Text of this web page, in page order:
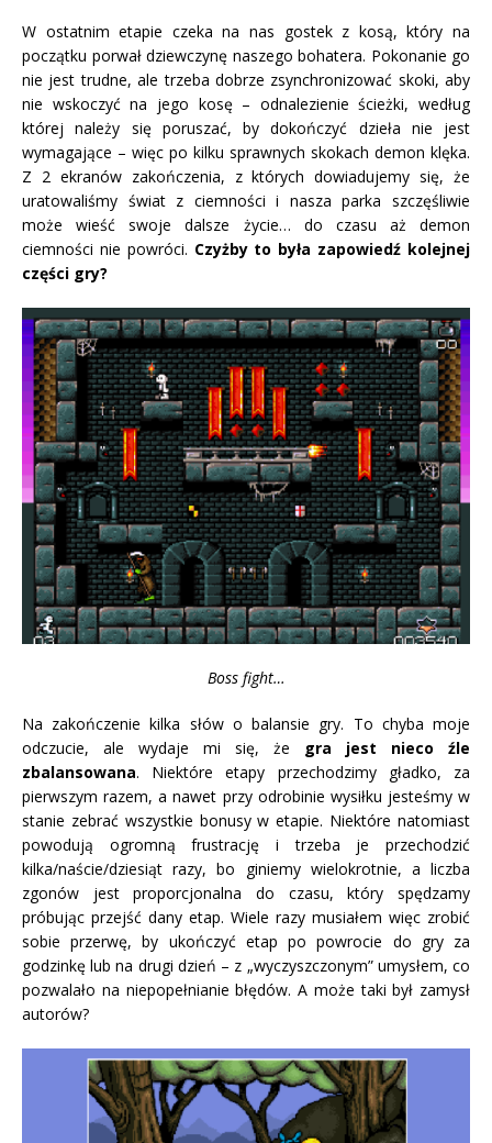
W ostatnim etapie czeka na nas gostek z kosą, który na
początku porwał dziewczynę naszego bohatera. Pokonanie go
nie jest trudne, ale trzeba dobrze zsynchronizować skoki, aby
nie wskoczyć na jego kosę – odnalezienie ścieżki, według
której należy się poruszać, by dokończyć dzieła nie jest
wymagające – więc po kilku sprawnych skokach demon klęka.
Z 2 ekranów zakończenia, z których dowiadujemy się, że
uratowaliśmy świat z ciemności i nasza parka szczęśliwie
może wieść swoje dalsze życie… do czasu aż demon
ciemności nie powróci. Czyżby to była zapowiedź kolejnej
części gry?
Boss fight…
Na zakończenie kilka słów o balansie gry. To chyba moje
odczucie, ale wydaje mi się, że gra jest nieco źle
zbalansowana. Niektóre etapy przechodzimy gładko, za
pierwszym razem, a nawet przy odrobinie wysiłku jesteśmy w
stanie zebrać wszystkie bonusy w etapie. Niektóre natomiast
powodują ogromną frustrację i trzeba je przechodzić
kilka/naście/dziesiąt razy, bo giniemy wielokrotnie, a liczba
zgonów jest proporcjonalna do czasu, który spędzamy
próbując przejść dany etap. Wiele razy musiałem więc zrobić
sobie przerwę, by ukończyć etap po powrocie do gry za
godzinkę lub na drugi dzień – z „wyczyszczonym” umysłem, co
pozwalało na niepopełnianie błędów. A może taki był zamysł
autorów?